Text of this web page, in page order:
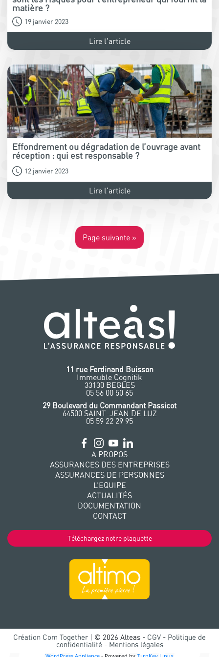
matière ?
19 janvier 2023
Lire l'article
Effondrement ou dégradation de l’ouvrage avant
réception : qui est responsable ?
12 janvier 2023
Lire l'article
Page suivante »
11 rue Ferdinand Buisson
Immeuble Cognitik
33130 BEGLES
‭05 56 00 50 65
‭29 Boulevard du Commandant Passicot
64500 SAINT-JEAN DE LUZ
05 59 22 29 95
A PROPOS
ASSURANCES DES ENTREPRISES
ASSURANCES DE PERSONNES
L’EQUIPE
ACTUALITÉS
DOCUMENTATION
CONTACT
Téléchargez notre plaquette
Création Com Together | © 2026 Alteas - CGV - Politique de
confidentialité - Mentions légales